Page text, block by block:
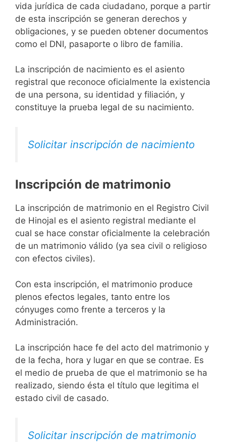
vida jurídica de cada ciudadano, porque a partir
de esta inscripción se generan derechos y
obligaciones, y se pueden obtener documentos
como el DNI, pasaporte o libro de familia.
La inscripción de nacimiento es el asiento
registral que reconoce oficialmente la existencia
de una persona, su identidad y filiación, y
constituye la prueba legal de su nacimiento.
Solicitar inscripción de nacimiento
Inscripción de matrimonio
La inscripción de matrimonio en el Registro Civil
de Hinojal es el asiento registral mediante el
cual se hace constar oficialmente la celebración
de un matrimonio válido (ya sea civil o religioso
con efectos civiles).
Con esta inscripción, el matrimonio produce
plenos efectos legales, tanto entre los
cónyuges como frente a terceros y la
Administración.
La inscripción hace fe del acto del matrimonio y
de la fecha, hora y lugar en que se contrae. Es
el medio de prueba de que el matrimonio se ha
realizado, siendo ésta el título que legitima el
estado civil de casado.
Solicitar inscripción de matrimonio